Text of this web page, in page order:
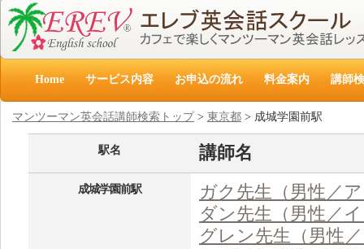
Home サービス内容 お申込の流れ 料金案内 講師
マンツーマン英会話講師検索トップ > 東京都 > 成城学園前駅
駅名 講師名
成城学園前駅
ガク先生（男性／
ダン先生（男性／
グレン先生（男性